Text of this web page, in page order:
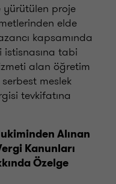
yürütülen proje
elde
kapsamında
istisnasına tabi
alan öğretim
meslek
tevkifatına
Alınan
Kanunları
Özelge